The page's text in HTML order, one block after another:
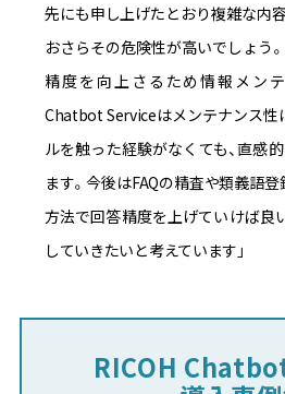
先にも申し上げたとおり複雑な内
おさらその危険性が高いでしょう
精度を向上さるため情報メン
Chatbot Serviceはメンテナンス性
ルを触った経験がなくても、直感
ます。今後はFAQの精査や類義語
方法で回答精度を上げていけば良
していきたいと考えています」
RICOH